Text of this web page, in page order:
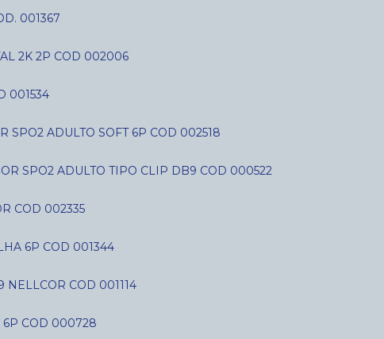
001367
2K 2P COD 002006
001534
SPO2 ADULTO SOFT 6P COD 002518
SPO2 ADULTO TIPO CLIP DB9 COD 000522
COD 002335
6P COD 001344
NELLCOR COD 001114
6P COD 000728